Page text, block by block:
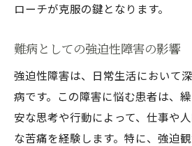
生活習慣の見直しとその
強迫性障害の管理に役立
運動と身体活動の重要性
バランスの取れた食事と
ローチが克服の鍵となります。
難病としての強迫性障害の影響
強迫性障害は、日常生活において
病です。この障害に悩む患者は、
安な思考や行動によって、仕事や
な苦痛を経験します。特に、強迫